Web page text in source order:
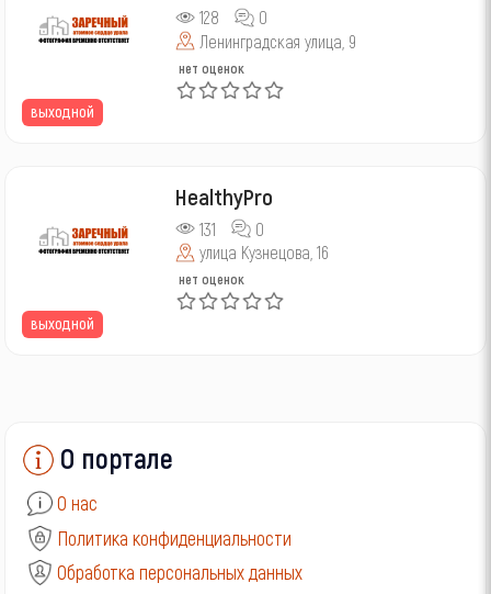
выходной
128
0
Ленинградская улица, 9
нет оценок
выходной
HealthyPro
131
0
улица Кузнецова, 16
нет оценок
О портале
О нас
Политика конфиденциальности
Обработка персональных данных